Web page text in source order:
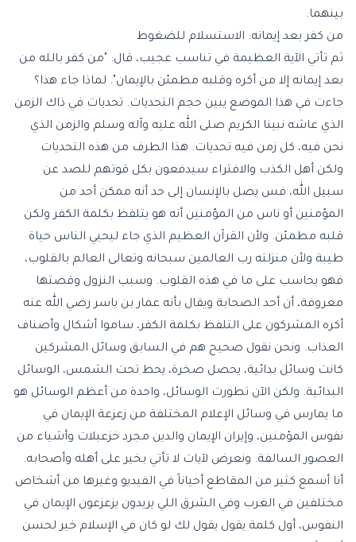
بينهما.
من كفر بعد إيمانه: الاستسلام للضغوط
ثم تأتي الآية العظيمة في تناسب عجيب، قال: "من كفر بالله من
بعد إيمانه إلا من أكره وقلبه مطمئن بالإيمان". لماذا جاء هذا؟
جاءت في هذا الموضع يبين حجم التحديات. تحديات في ذاك الزمن
الذي عاشه نبينا الكريم صلى الله عليه وآله وسلم والزمن الذي
نحن فيه، كل زمن فيه تحديات. هذا الطرف من هذه التحديات
ولكن أهل الكذب والافتراء سيدفعون بكل قوتهم للصد عن
سبيل الله، فس يصل بالإنسان إلى حد أنه ممكن أحد من
المؤمنين أو ناس من المؤمنين أنه هو يتلفظ بكلمة الكفر ولكن
قلبه مطمئن. ولأن القرآن العظيم الذي جاء ليحيي الناس حياة
طيبة ولأن منزلته رب العالمين سبحانه وتعالى العالم بالقلوب،
فهو يحاسب على ما في هذه القلوب. وسبب النزول وقصتها
معروفة، أن أحد الصحابة ويقال بأنه عمار بن ياسر رضي الله عنه
أكره المشركون على التلفظ بكلمة الكفر، ساموا أشكال وأصناف
العذاب. ونحن نقول صحيح هم في السابق وسائل المشركين
كانت وسائل بدائية، يحصل صخرة، يحط تحت الشمس، الوسائل
البدائية. ولكن الآن تطورت الوسائل، واحدة من أعظم الوسائل هو
ما يمارس في وسائل الإعلام المختلفة من زعزعة الإيمان في
نفوس المؤمنين، وإيران الإيمان والدين مجرد خزعبلات وأشياء من
العصور السالفة. ونعرض لآيات لا تأتي بخير على أهله وأصحابه.
أنا أسمع كثير من المقاطع أحياناً في الفيديو وغيرها من أشخاص
مختلفين في الغرب وفي الشرق اللي يريدون يزعزعون الإيمان في
النفوس، أول كلمة يقول يقول لك لو كان في الإسلام خير لحسن